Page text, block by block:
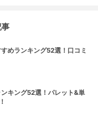
めランキング52選！口コミ
キング52選！パレット&単